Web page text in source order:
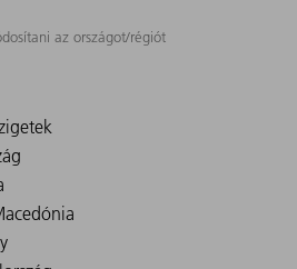
az országot/régiót